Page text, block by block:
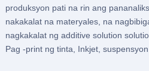
produksyon pati na rin ang
nakakalat na materyales, na
nagkakalat ng additive solution
Pag -print ng tinta, Inkjet,